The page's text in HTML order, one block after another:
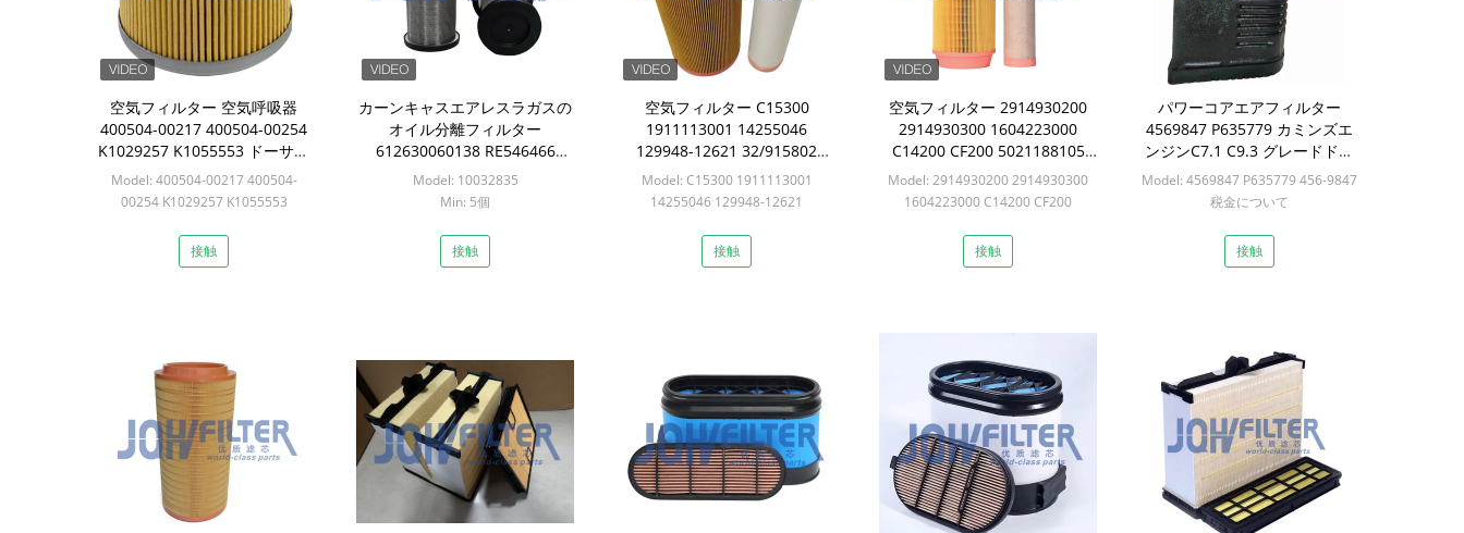
空気フィルター 空気呼吸器
400504-00217 400504-00254
K1029257 K1055553 ドーサン
掘削機用
Model: 400504-00217 400504-
00254 K1029257 K1055553
接触
カーンキャスエアレスラガスの
オイル分離フィルター
612630060138 RE546466
RE545958 10032835 3584145
Liebherr
Model: 10032835
Min: 5個
接触
空気フィルター C15300
1911113001 14255046
129948-12621 32/915802
1319257 1G37711210
Model: C15300 1911113001
14255046 129948-12621
Min: 12セット
接触
空気フィルター 2914930200
2914930300 1604223000
C14200 CF200 5021188105
39588777 AF26389 AF26390
Model: 2914930200 2914930300
1604223000 C14200 CF200
AF26390
Min: 20セット
接触
パワーコアエアフィルター
4569847 P635779 カミンズエ
ンジンC7.1 C9.3 グレードドー
ザー
Model: 4569847 P635779 456-9847
税金について
接触